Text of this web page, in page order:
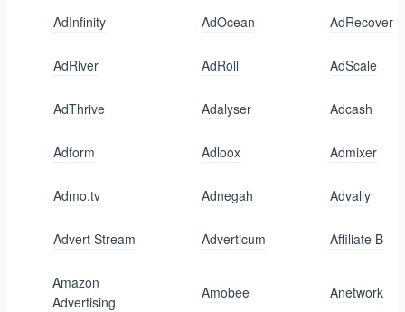
AdInfinity AdOcean AdRecover
AdRiver AdRoll AdScale
AdThrive Adalyser Adcash
Adform Adloox Admixer
Admo.tv Adnegah Advally
Advert Stream Adverticum Affiliate B
Amazon
Advertising
Amobee Anetwork